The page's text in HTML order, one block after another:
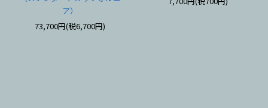
ア）
73,700円(税6,700円)